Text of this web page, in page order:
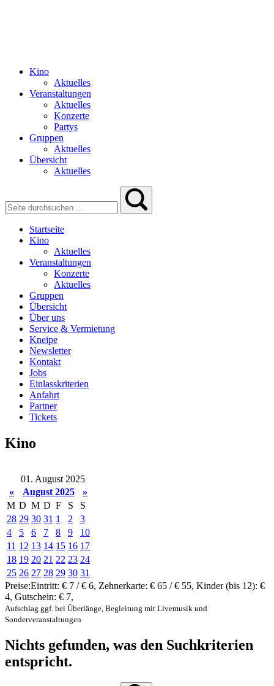
Kino
Aktuelles
Veranstaltungen
Aktuelles
Konzerte
Partys
Gruppen
Aktuelles
Übersicht
Aktuelles
Startseite
Kino
Aktuelles
Veranstaltungen
Konzerte
Aktuelles
Gruppen
Übersicht
Über uns
Service & Vermietung
Kneipe
Newsletter
Kontakt
Jobs
Einlasskriterien
Anfahrt
Partner
Tickets
Kino
01. August 2025
«
August 2025
»
M D M D F S
S
28 29 30 31 1 2
3
4
5 6 7 8 9
10
11 12 13 14 15 16 17
18 19 20 21 22 23 24
25 26 27 28 29 30 31
Preise:Eintritt: € 7 / € 6, Zehnerkarte: € 65 / € 55, Kinder (bis 12): €
4, Gutschein: € 7,
Aufschlag ggf. bei Überlänge, Begleitung mit Livemusik und
Sonderveranstaltungen
Nichts gefunden, was den Suchkriterien
entspricht.